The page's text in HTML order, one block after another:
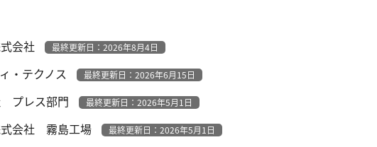
会社 最終更新日：2026年8月4日
・テクノス 最終更新日：2026年6月15日
プレス部門 最終更新日：2026年5月1日
式会社 霧島工場 最終更新日：2026年5月1日